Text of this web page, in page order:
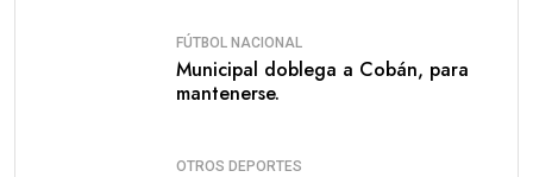
FÚTBOL NACIONAL
Municipal doblega a Cobán, para
mantenerse.
OTROS DEPORTES